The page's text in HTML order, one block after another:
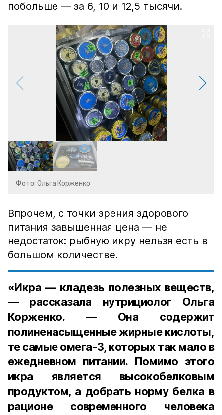
побольше — за 6, 10 и 12,5 тысячи.
Фото: Ольга Корженко
Впрочем, с точки зрения здорового
питания завышенная цена — не
недостаток: рыбную икру нельзя есть в
большом количестве.
«Икра — кладезь полезных веществ,
— рассказала нутрициолог Ольга
Корженко. — Она содержит
полиненасыщенные жирные кислоты,
те самые омега-3, которых так мало в
ежедневном питании. Помимо этого
икра является высокобелковым
продуктом, а добрать норму белка в
рационе современного человека